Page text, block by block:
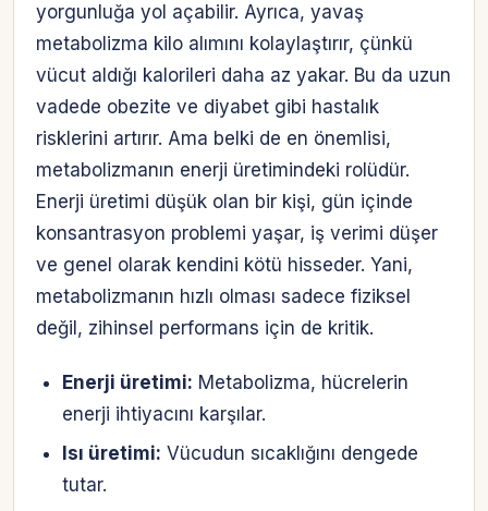
yorgunluğa yol açabilir. Ayrıca, yavaş
metabolizma kilo alımını kolaylaştırır, çünkü
vücut aldığı kalorileri daha az yakar. Bu da uzun
vadede obezite ve diyabet gibi hastalık
risklerini artırır. Ama belki de en önemlisi,
metabolizmanın enerji üretimindeki rolüdür.
Enerji üretimi düşük olan bir kişi, gün içinde
konsantrasyon problemi yaşar, iş verimi düşer
ve genel olarak kendini kötü hisseder. Yani,
metabolizmanın hızlı olması sadece fiziksel
değil, zihinsel performans için de kritik.
Enerji üretimi: Metabolizma, hücrelerin
enerji ihtiyacını karşılar.
Isı üretimi: Vücudun sıcaklığını dengede
tutar.